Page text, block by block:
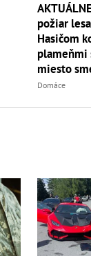
požiar
Hasičom
plameňmi
miesto
Domáce